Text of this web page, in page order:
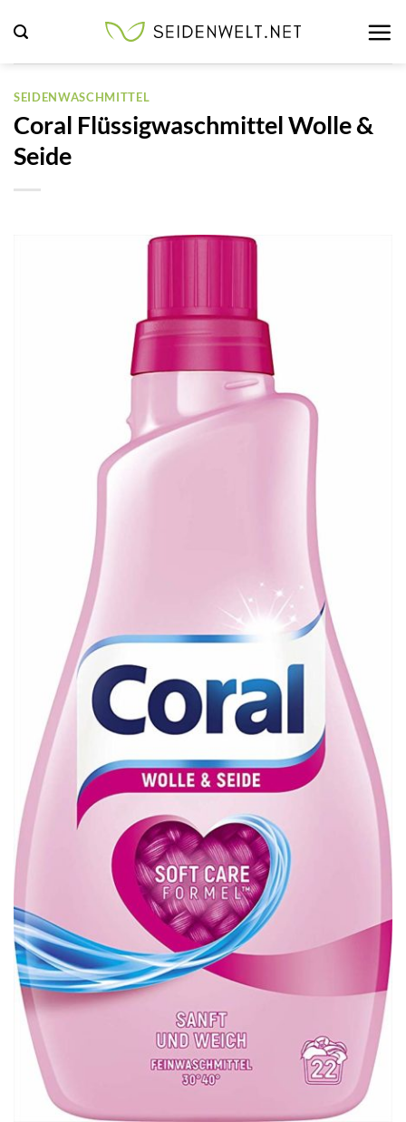
Inhalt
springen
SEIDENWASCHMITTEL
Coral Flüssigwaschmittel Wolle &
Seide